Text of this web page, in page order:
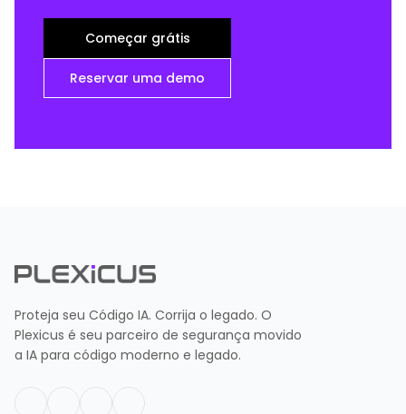
Começar grátis
Reservar uma demo
Proteja seu Código IA. Corrija o legado. O
Plexicus é seu parceiro de segurança movido
a IA para código moderno e legado.